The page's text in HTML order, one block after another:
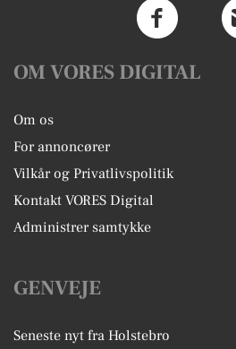
OM VORES DIGITAL
Om os
For annoncører
Vilkår og Privatlivspolitik
Kontakt VORES Digital
Administrer samtykke
GENVEJE
Seneste nyt fra Holstebro